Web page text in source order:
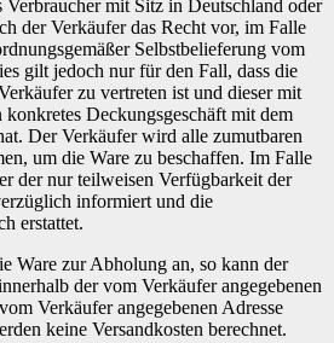
mit Sitz in Deutschland oder
der Verkäufer das Recht vor, im Falle
Selbstbelieferung vom
gilt jedoch nur für den Fall, dass die
zu vertreten ist und dieser mit
Deckungsgeschäft mit dem
Der Verkäufer wird alle zumutbaren
um die Ware zu beschaffen. Im Falle
der nur teilweisen Verfügbarkeit der
informiert und die
erstattet.
Ware zur Abholung an, so kann der
der vom Verkäufer angegebenen
Verkäufer angegebenen Adresse
keine Versandkosten berechnet.